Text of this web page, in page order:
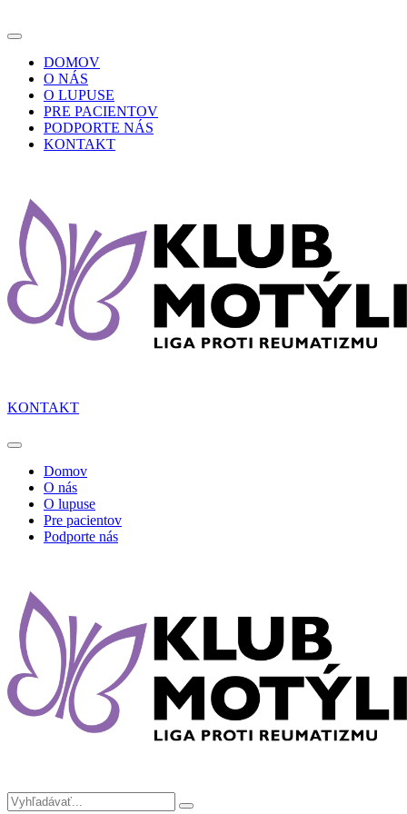
DOMOV
O NÁS
O LUPUSE
PRE PACIENTOV
PODPORTE NÁS
KONTAKT
KONTAKT
Domov
O nás
O lupuse
Pre pacientov
Podporte nás